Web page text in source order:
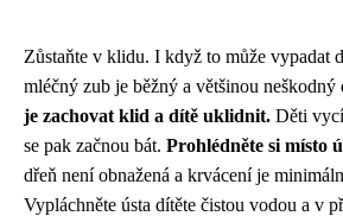
Zůstaňte v klidu. I když to může vypadat
mléčný zub je běžný a většinou neškodný
je zachovat klid a dítě uklidnit. Děti
se pak začnou bát. Prohlédněte si místo
dřeň není obnažená a krvácení je
Vypláchněte ústa dítěte čistou vodou a v